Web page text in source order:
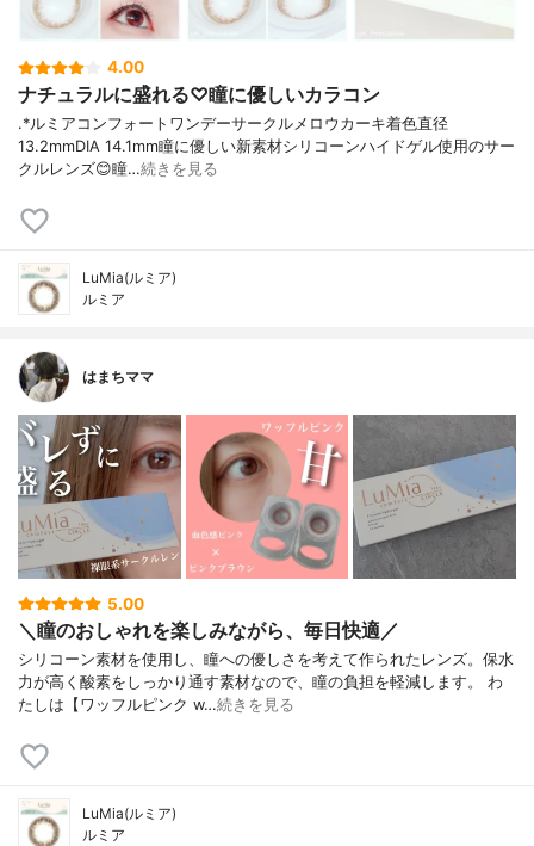
4.00
ナチュラルに盛れる♡瞳に優しいカラコン
︎.*ルミアコンフォートワンデーサークル⁡メロウカーキ着色直径
13.2mmDIA 14.1mm⁡瞳に優しい新素材シリコーンハイドゲル使用のサー
クルレンズ😊⁡瞳…続きを見る
LuMia(ルミア)
ルミア
はまちママ
5.00
＼瞳のおしゃれを楽しみながら、毎日快適／
シリコーン素材を使用し、瞳への優しさを考えて作られたレンズ。保水
力が高く酸素をしっかり通す素材なので、瞳の負担を軽減します。 わ
たしは【ワッフルピンク w…続きを見る
LuMia(ルミア)
ルミア